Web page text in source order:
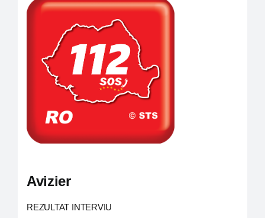
Program de funcționare și audiențe
Informații de interes public
Monitorul oficial local
Avizier
REZULTAT INTERVIU